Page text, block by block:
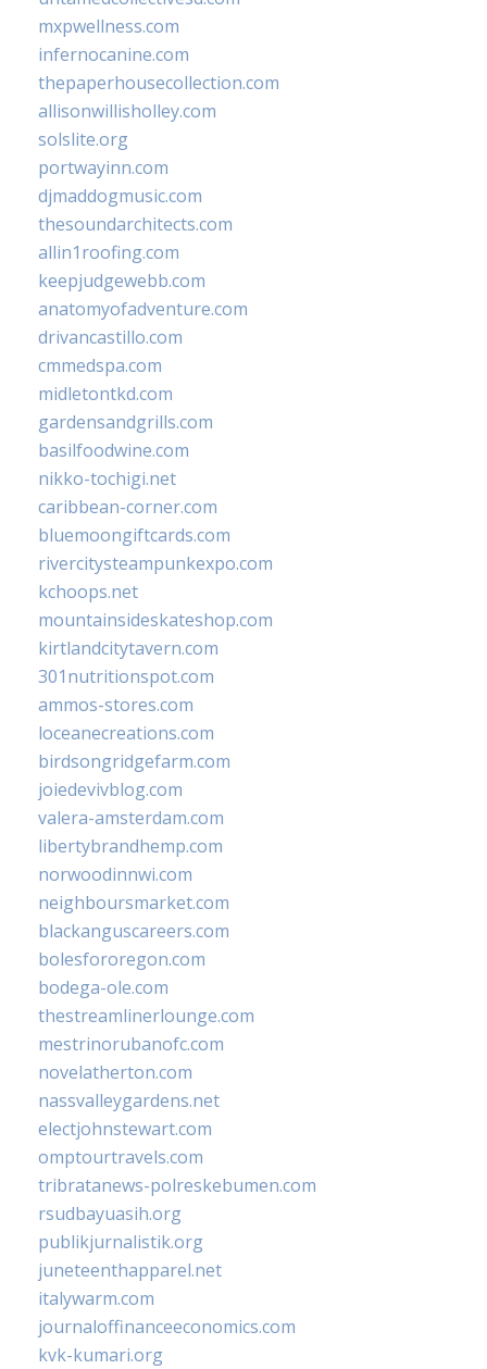
mxpwellness.com
infernocanine.com
thepaperhousecollection.com
allisonwillisholley.com
solslite.org
portwayinn.com
djmaddogmusic.com
thesoundarchitects.com
allin1roofing.com
keepjudgewebb.com
anatomyofadventure.com
drivancastillo.com
cmmedspa.com
midletontkd.com
gardensandgrills.com
basilfoodwine.com
nikko-tochigi.net
caribbean-corner.com
bluemoongiftcards.com
rivercitysteampunkexpo.com
kchoops.net
mountainsideskateshop.com
kirtlandcitytavern.com
301nutritionspot.com
ammos-stores.com
loceanecreations.com
birdsongridgefarm.com
joiedevivblog.com
valera-amsterdam.com
libertybrandhemp.com
norwoodinnwi.com
neighboursmarket.com
blackanguscareers.com
bolesfororegon.com
bodega-ole.com
thestreamlinerlounge.com
mestrinorubanofc.com
novelatherton.com
nassvalleygardens.net
electjohnstewart.com
omptourtravels.com
tribratanews-polreskebumen.com
rsudbayuasih.org
publikjurnalistik.org
juneteenthapparel.net
italywarm.com
journaloffinanceeconomics.com
kvk-kumari.org